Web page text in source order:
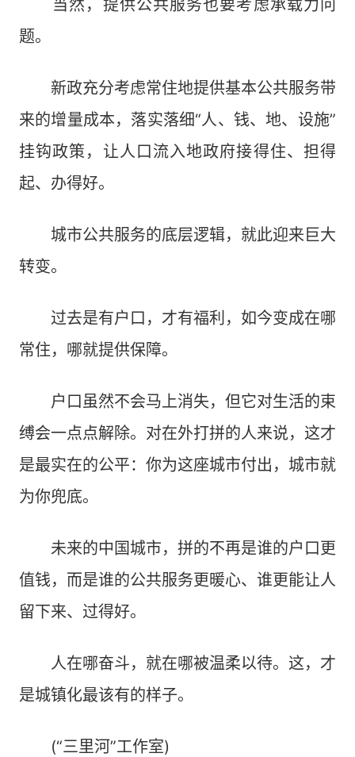
当然，提供公共服务也要考虑承载力问
题。
新政充分考虑常住地提供基本公共服务带
来的增量成本，落实落细“人、钱、地、设施”
挂钩政策，让人口流入地政府接得住、担得
起、办得好。
城市公共服务的底层逻辑，就此迎来巨大
转变。
过去是有户口，才有福利，如今变成在哪
常住，哪就提供保障。
户口虽然不会马上消失，但它对生活的束
缚会一点点解除。对在外打拼的人来说，这才
是最实在的公平：你为这座城市付出，城市就
为你兜底。
未来的中国城市，拼的不再是谁的户口更
值钱，而是谁的公共服务更暖心、谁更能让人
留下来、过得好。
人在哪奋斗，就在哪被温柔以待。这，才
是城镇化最该有的样子。
(“三里河”工作室)